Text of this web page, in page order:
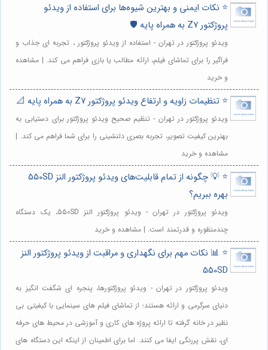
⭐️ نکات ایمنی و بهترین شیوه‌ها برای استفاده از ویدئو
پروژکتور Z7 به همراه پایه 🛡️
ویدئو پروژکتور در تهران - استفاده از ویدئو پروژکتور ، تجربه ای جذاب و
فراگیر را برای تماشای فیلم، ارائه مطالب یا بازی فراهم می کند. | مشاهده
و خرید
⭐️ تنظیمات زاویه و ارتفاع ویدئو پروژکتور Z7 به همراه پایه 📐
ویدئو پروژکتور در تهران - تنظیم صحیح ویدئو پروژکتور برای دستیابی به
بهترین کیفیت تصویر، تجربه بصری دلنشینی را برای شما فراهم می کند. |
مشاهده و خرید
⭐️ 💡 چگونه از تمام قابلیت‌های ویدئو پروژکتور النز 550SD
بهره ببریم؟
ویدئو پروژکتور در تهران - ویدئو پروژکتور النز 550SD، یک دستگاه
چندمنظوره و قدرتمند است. | مشاهده و خرید
⭐️ 📊 نکات مهم برای نگهداری و مراقبت از ویدئو پروژکتور النز
550SD
ویدئو پروژکتور در تهران - ویدئو پروژکتورها، پنجره ای شگفت انگیز به
دنیای سرگرمی و ارائه هستند؛ از تماشای فیلم های سینمایی با کیفیتی بی
نظیر در خانه گرفته تا ارائه پروژه های کاری و آموزشی در محیط های حرفه
ای، نقش پررنگی ایفا می کنند. اما برای اطمینان از اینکه این دستگاه های